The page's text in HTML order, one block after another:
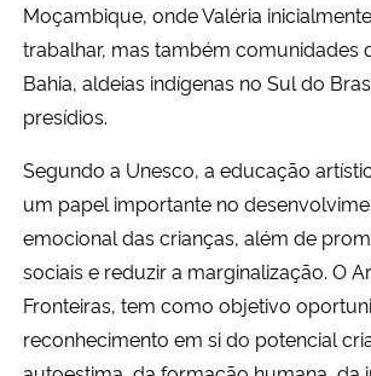
Moçambique, onde Valéria
trabalhar, mas também comunidades
Bahia, aldeias indígenas no Sul do
presídios.
Segundo a Unesco, a educação
um papel importante no
emocional das crianças, além de
sociais e reduzir a marginalização. O
Fronteiras, tem como objetivo
reconhecimento em si do potencial